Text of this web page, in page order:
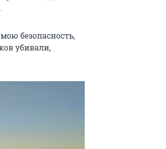
безопасность,
убивали,